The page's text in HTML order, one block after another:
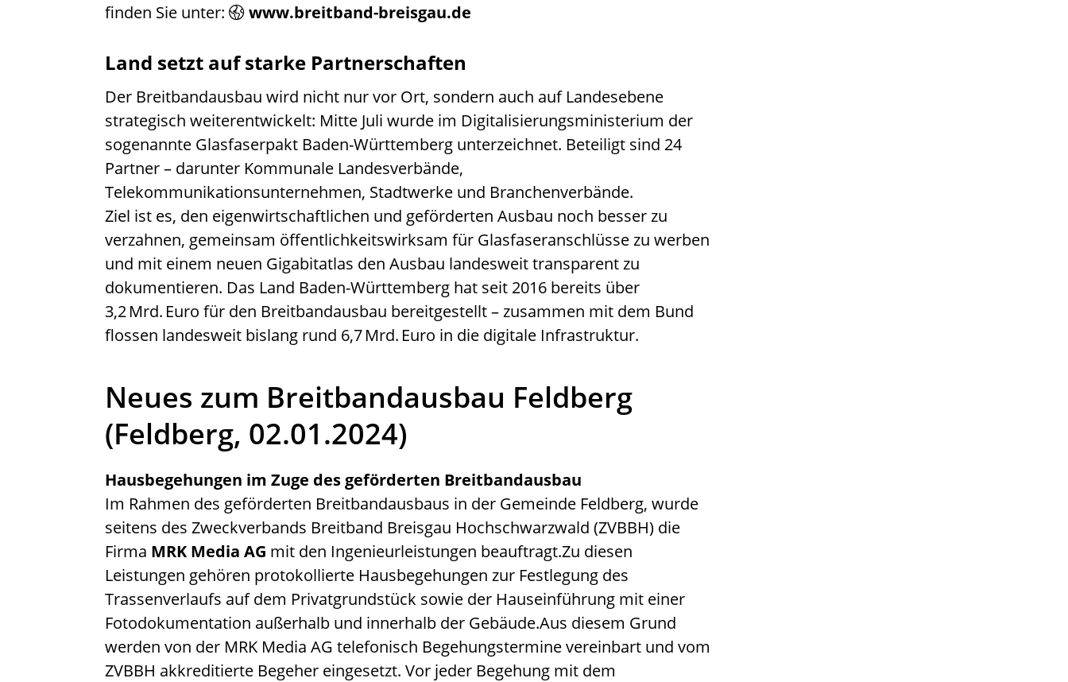
finden Sie unter:
www.breitband-breisgau.de
Land setzt auf starke Partnerschaften
Der Breitbandausbau wird nicht nur vor Ort, sondern auch auf Landesebene
strategisch weiterentwickelt: Mitte Juli wurde im Digitalisierungsministerium der
sogenannte Glasfaserpakt Baden-Württemberg unterzeichnet. Beteiligt sind 24
Partner – darunter Kommunale Landesverbände,
Telekommunikationsunternehmen, Stadtwerke und Branchenverbände.
Ziel ist es, den eigenwirtschaftlichen und geförderten Ausbau noch besser zu
verzahnen, gemeinsam öffentlichkeitswirksam für Glasfaseranschlüsse zu werben
und mit einem neuen Gigabitatlas den Ausbau landesweit transparent zu
dokumentieren. Das Land Baden-Württemberg hat seit 2016 bereits über
3,2 Mrd. Euro für den Breitbandausbau bereitgestellt – zusammen mit dem Bund
flossen landesweit bislang rund 6,7 Mrd. Euro in die digitale Infrastruktur.
Neues zum Breitbandausbau Feldberg
(Feldberg, 02.01.2024)
Hausbegehungen im Zuge des geförderten Breitbandausbau
Im Rahmen des geförderten Breitbandausbaus in der Gemeinde Feldberg, wurde
seitens des Zweckverbands Breitband Breisgau Hochschwarzwald (ZVBBH) die
Firma MRK Media AG mit den Ingenieurleistungen beauftragt.Zu diesen
Leistungen gehören protokollierte Hausbegehungen zur Festlegung des
Trassenverlaufs auf dem Privatgrundstück sowie der Hauseinführung mit einer
Fotodokumentation außerhalb und innerhalb der Gebäude.Aus diesem Grund
werden von der MRK Media AG telefonisch Begehungstermine vereinbart und vom
ZVBBH akkreditierte Begeher eingesetzt. Vor jeder Begehung mit dem